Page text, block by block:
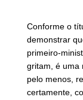
Conforme o
demonstrar
primeiro-
gritam, é uma
pelo menos,
certamente,